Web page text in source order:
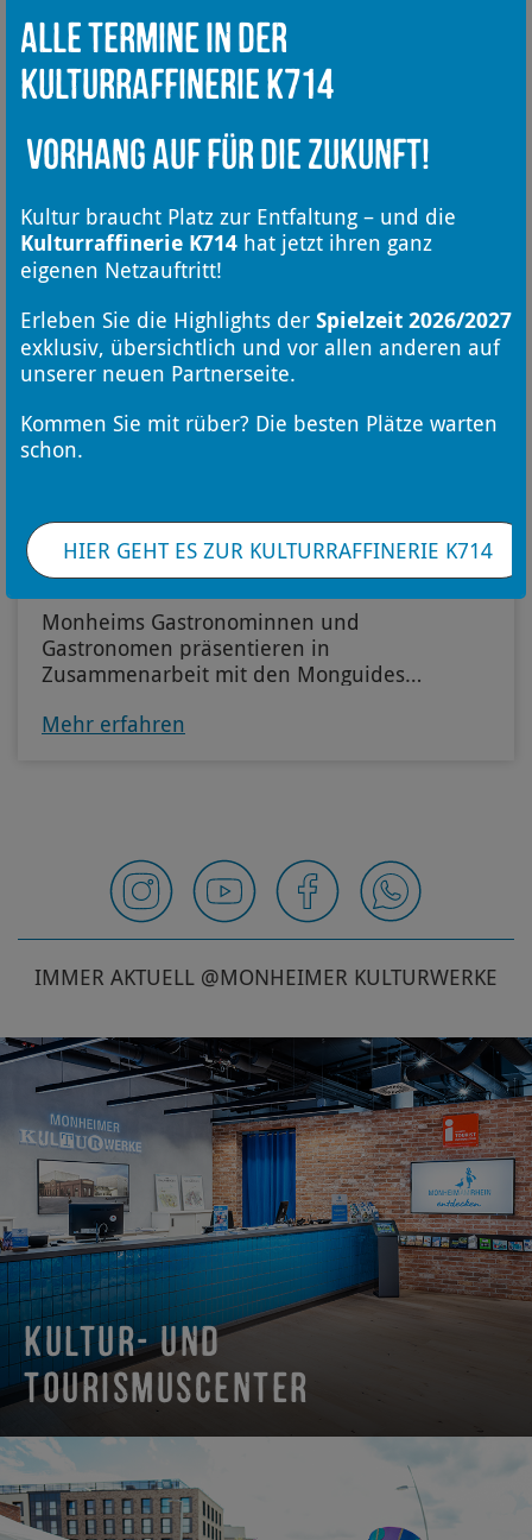
Kyiv Symphony Orchestra
Residenz in Monheim am Rhein
Seit August 2024 sind die Musikerinnen und
Musiker des Kyiv Symphony Orchestra
vorübergehen in Monheim am Rhein. Das
Heimat auf Zeit in der Stadt am Rhein
gefunden.
Mehr erfahren
Kulinarik-Touren 2026
Rheinische Genüsse
Monheims Gastronominnen und
Gastronomen präsentieren in
Zusammenarbeit mit den Monguides
Touren.
Mehr erfahren
IMMER AKTUELL @MONHEIMER KULTURWERKE
KULTUR- UND
TOURISMUSCENTER
Alle Termine in der
Kulturraffinerie K714
Vorhang auf für die Zukunft!
Kultur braucht Platz zur Entfaltung – und die
Kulturraffinerie K714 hat jetzt ihren ganz
eigenen Netzauftritt!
Erleben Sie die Highlights der Spielzeit 2026/2027
exklusiv, übersichtlich und vor allen anderen auf
unserer neuen Partnerseite.
Kommen Sie mit rüber? Die besten Plätze warten
schon.
HIER GEHT ES ZUR KULTURRAFFINERIE K714